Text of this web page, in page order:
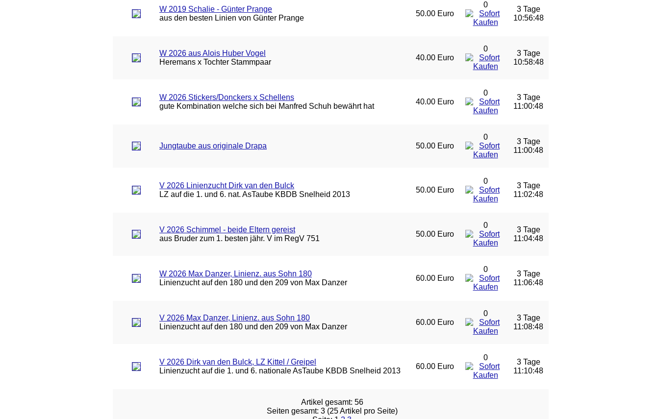
W 2019 Schalie - Günter Prange
aus den besten Linien von Günter Prange
50.00 Euro
0
3 Tage
10:56:47
W 2026 aus Alois Huber Vogel
Heremans x Tochter Stammpaar
40.00 Euro
0
3 Tage
10:58:47
W 2026 Stickers/Donckers x Schellens
gute Kombination welche sich bei Manfred Schuh bewährt hat
40.00 Euro
0
3 Tage
11:00:47
Jungtaube aus originale Drapa 50.00 Euro
0
3 Tage
11:00:47
V 2026 Linienzucht Dirk van den Bulck
LZ auf die 1. und 6. nat. AsTaube KBDB Snelheid 2013
50.00 Euro
0
3 Tage
11:02:47
V 2026 Schimmel - beide Eltern gereist
aus Bruder zum 1. besten jähr. V im RegV 751
50.00 Euro
0
3 Tage
11:04:47
W 2026 Max Danzer, Linienz. aus Sohn 180
Linienzucht auf den 180 und den 209 von Max Danzer
60.00 Euro
0
3 Tage
11:06:47
V 2026 Max Danzer, Linienz. aus Sohn 180
Linienzucht auf den 180 und den 209 von Max Danzer
60.00 Euro
0
3 Tage
11:08:47
V 2026 Dirk van den Bulck, LZ Kittel / Greipel
Linienzucht auf die 1. und 6. nationale AsTaube KBDB Snelheid 2013
60.00 Euro
0
3 Tage
11:10:47
Artikel gesamt: 56
Seiten gesamt: 3 (25 Artikel pro Seite)